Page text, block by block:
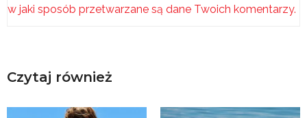
w jaki sposób przetwarzane są dane Twoich komentarzy.
Czytaj również